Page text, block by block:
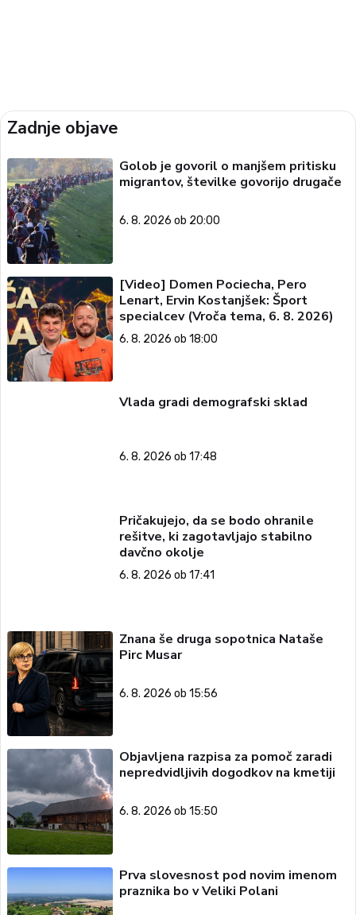
Zadnje objave
Golob je govoril o manjšem pritisku
migrantov, številke govorijo drugače
6. 8. 2026 ob 20:00
[Video] Domen Pociecha, Pero
Lenart, Ervin Kostanjšek: Šport
specialcev (Vroča tema, 6. 8. 2026)
6. 8. 2026 ob 18:00
Vlada gradi demografski sklad
6. 8. 2026 ob 17:48
Pričakujejo, da se bodo ohranile
rešitve, ki zagotavljajo stabilno
davčno okolje
6. 8. 2026 ob 17:41
Znana še druga sopotnica Nataše
Pirc Musar
6. 8. 2026 ob 15:56
Objavljena razpisa za pomoč zaradi
nepredvidljivih dogodkov na kmetiji
6. 8. 2026 ob 15:50
Prva slovesnost pod novim imenom
praznika bo v Veliki Polani